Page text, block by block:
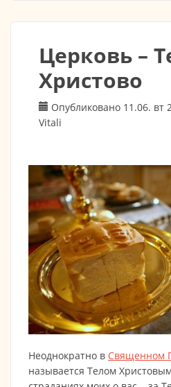
Церковь –
Христово
Опубликовано 11.06. вт
Vitali
Неоднократно в Священном
называется Телом